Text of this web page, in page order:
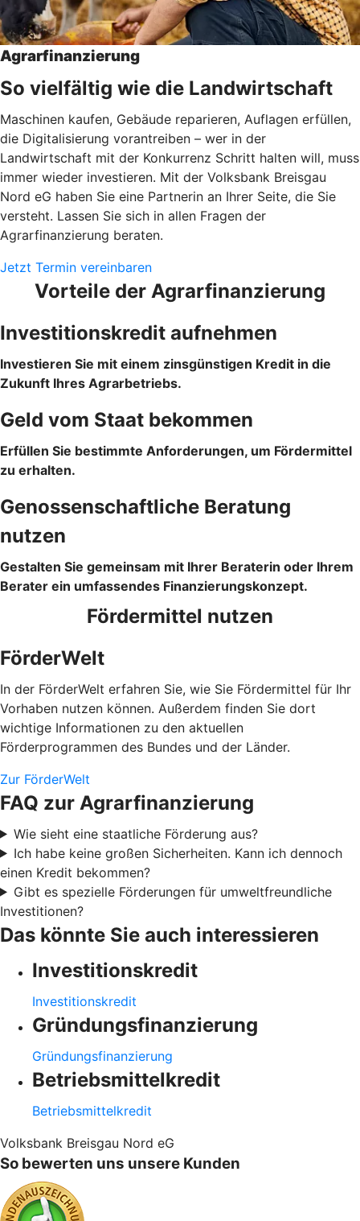
Agrarfinanzierung
So vielfältig wie die Landwirtschaft
Maschinen kaufen, Gebäude reparieren, Auflagen erfüllen,
die Digitalisierung vorantreiben – wer in der
Landwirtschaft mit der Konkurrenz Schritt halten will, muss
immer wieder investieren. Mit der Volksbank Breisgau
Nord eG haben Sie eine Partnerin an Ihrer Seite, die Sie
versteht. Lassen Sie sich in allen Fragen der
Agrarfinanzierung beraten.
Jetzt Termin vereinbaren
Vorteile der Agrarfinanzierung
Investitionskredit aufnehmen
Investieren Sie mit einem zinsgünstigen Kredit in die
Zukunft Ihres Agrarbetriebs.
Geld vom Staat bekommen
Erfüllen Sie bestimmte Anforderungen, um Fördermittel
zu erhalten.
Genossenschaftliche Beratung
nutzen
Gestalten Sie gemeinsam mit Ihrer Beraterin oder Ihrem
Berater ein umfassendes Finanzierungskonzept.
Fördermittel nutzen
FörderWelt
In der FörderWelt erfahren Sie, wie Sie Fördermittel für Ihr
Vorhaben nutzen können. Außerdem finden Sie dort
wichtige Informationen zu den aktuellen
Förderprogrammen des Bundes und der Länder.
Zur FörderWelt
FAQ zur Agrarfinanzierung
Wie sieht eine staatliche Förderung aus?
Ich habe keine großen Sicherheiten. Kann ich dennoch
einen Kredit bekommen?
Gibt es spezielle Förderungen für umweltfreundliche
Investitionen?
Das könnte Sie auch interessieren
Investitionskredit
Investitionskredit
Gründungsfinanzierung
Gründungsfinanzierung
Betriebsmittelkredit
Betriebsmittelkredit
Volksbank Breisgau Nord eG
So bewerten uns unsere Kunden